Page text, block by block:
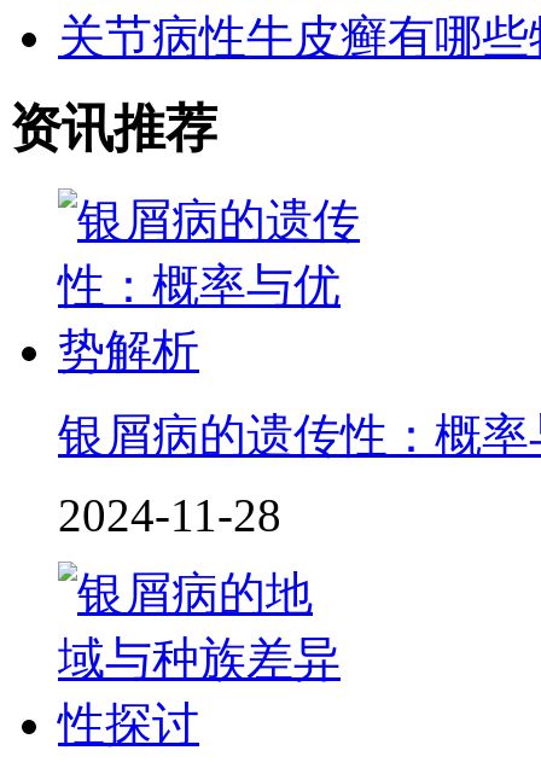
关节病性牛皮癣有哪
资讯推荐
银屑病的遗传性：概
2024-11-28